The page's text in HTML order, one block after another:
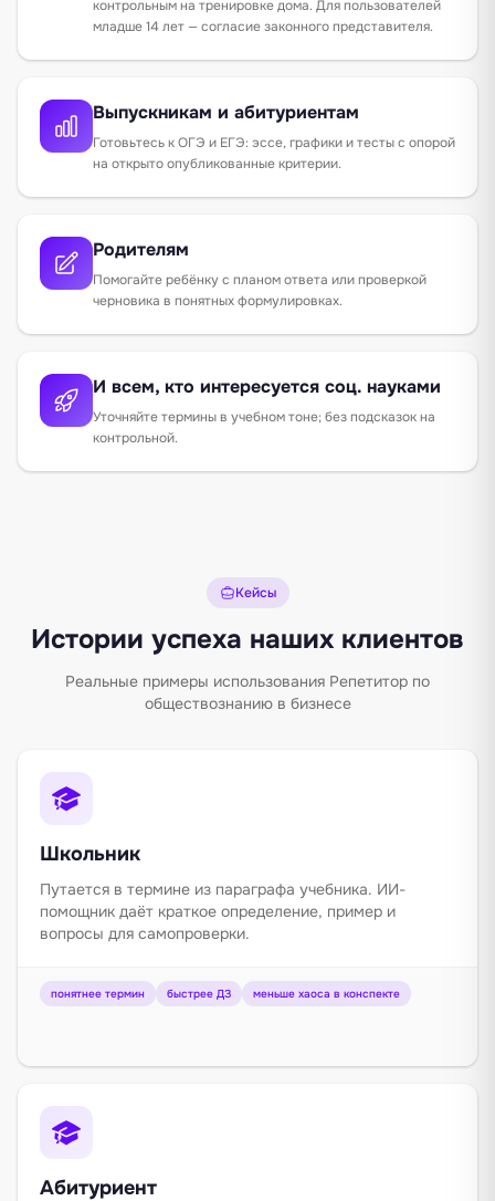
контрольным на тренировке дома. Для пользователей
младше 14 лет — согласие законного представителя.
Выпускникам и абитуриентам
Готовьтесь к ОГЭ и ЕГЭ: эссе, графики и тесты с опорой
на открыто опубликованные критерии.
Родителям
Помогайте ребёнку с планом ответа или проверкой
черновика в понятных формулировках.
И всем, кто интересуется соц. науками
Уточняйте термины в учебном тоне; без подсказок на
контрольной.
Кейсы
Истории успеха наших клиентов
Реальные примеры использования Репетитор по
обществознанию в бизнесе
Школьник
Путается в термине из параграфа учебника. ИИ-
помощник даёт краткое определение, пример и
вопросы для самопроверки.
понятнее термин быстрее ДЗ меньше хаоса в конспекте
Абитуриент